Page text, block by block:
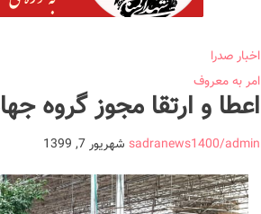
اخبار صدرا
امر به معروف
اعطا و ارتقا مجوز گروه
sadranews1400/admin شهریور 7, 1399